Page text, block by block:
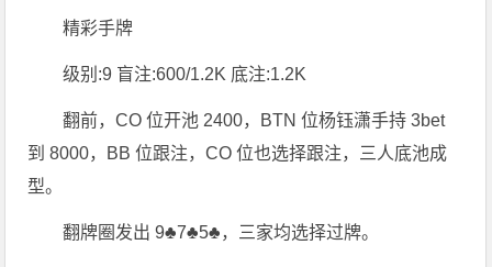
精彩手牌
级别:9 盲注:600/1.2K 底注:1.2K
翻前，CO 位开池 2400，BTN 位杨钰潇手持 3bet
到 8000，BB 位跟注，CO 位也选择跟注，三人底池成
型。
翻牌圈发出 9♣7♣5♣，三家均选择过牌。